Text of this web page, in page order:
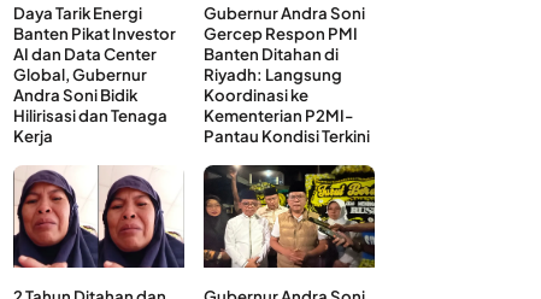
Daya Tarik Energi
Banten Pikat Investor
AI dan Data Center
Global, Gubernur
Andra Soni Bidik
Hilirisasi dan Tenaga
Kerja
Gubernur Andra Soni
Gercep Respon PMI
Banten Ditahan di
Riyadh: Langsung
Koordinasi ke
Kementerian P2MI-
Pantau Kondisi Terkini